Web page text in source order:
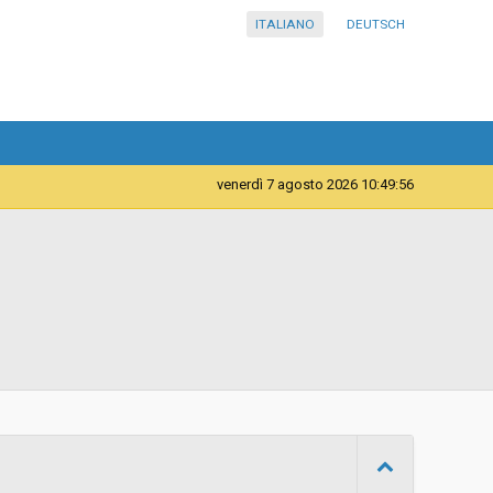
ITALIANO DEUTSCH
venerdì 7 agosto 2026 10:49:56